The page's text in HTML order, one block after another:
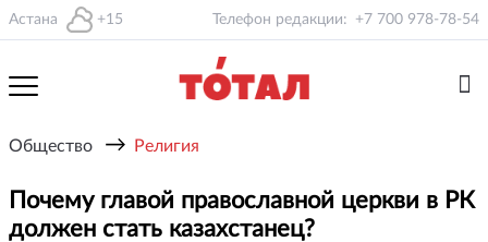
Астана +15 Телефон редакции: +7 700 978-78-54
Общество → Религия
Почему главой православной церкви в РК
должен стать казахстанец?